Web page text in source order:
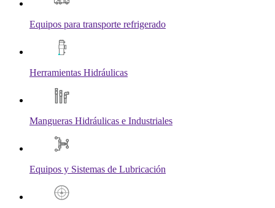
Equipos para transporte refrigerado
Herramientas Hidráulicas
Mangueras Hidráulicas e Industriales
Equipos y Sistemas de Lubricación